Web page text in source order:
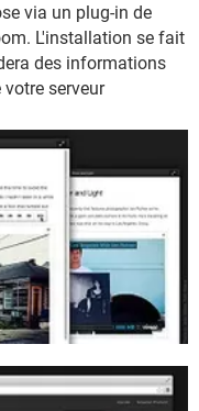
via un plug-in de
L'installation se fait
des informations
serveur